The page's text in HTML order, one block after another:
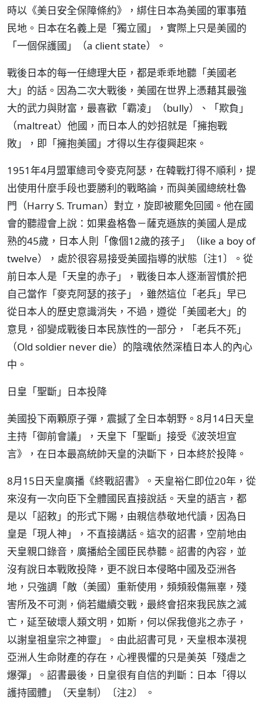
時以《美日安全保障條約》，綁住日本為美國的軍事殖
民地。日本在名義上是「獨立國」，實際上只是美國的
「一個保護國」（a client state）。
戰後日本的每一任總理大臣，都是乖乖地聽「美國老
大」的話。因為二次大戰後，美國在世界上憑藉其最強
大的武力與財富，最喜歡「霸凌」（bully）、「欺負」
（maltreat）他國，而日本人的妙招就是「擁抱戰
敗」，即「擁抱美國」才得以生存復興起來。
1951年4月盟軍總司令麥克阿瑟，在韓戰打得不順利，提
出使用什麼手段也要勝利的戰略論，而與美國總統杜魯
門（Harry S. Truman）對立，旋即被罷免回國。他在國
會的聽證會上說：如果盎格魯－薩克遜族的美國人是成
熟的45歲，日本人則「像個12歲的孩子」（like a boy of
twelve），處於很容易接受美國指導的狀態〔注1〕。從
前日本人是「天皇的赤子」，戰後日本人逐漸習慣於把
自己當作「麥克阿瑟的孩子」，雖然這位「老兵」早已
從日本人的歷史意識消失，不過，遵從「美國老大」的
意見，卻變成戰後日本民族性的一部分，「老兵不死」
（Old soldier never die）的陰魂依然深植日本人的內心
中。
日皇「聖斷」日本投降
美國投下兩顆原子彈，震撼了全日本朝野。8月14日天皇
主持「御前會議」，天皇下「聖斷」接受《波茨坦宣
言》，在日本最高統帥天皇的決斷下，日本終於投降。
8月15日天皇廣播《終戰詔書》。天皇裕仁即位20年，從
來沒有一次向臣下全體國民直接說話。天皇的語言，都
是以「詔敕」的形式下賜，由親信恭敬地代讀，因為日
皇是「現人神」，不直接講話。這次的詔書，空前地由
天皇親口錄音，廣播給全國臣民恭聽。詔書的內容，並
沒有說日本戰敗投降，更不說日本侵略中國及亞洲各
地，只強調「敵（美國）重新使用，頻頻殺傷無辜，殘
害所及不可測，倘若繼續交戰，最終會招來我民族之滅
亡，延至破壞人類文明，如斯，何以保我億兆之赤子，
以謝皇祖皇宗之神靈」。由此詔書可見，天皇根本漠視
亞洲人生命財產的存在，心裡畏懼的只是美英「殘虐之
爆彈」。詔書最後，日皇很有自信的判斷：日本「得以
護持國體」（天皇制）〔注2〕 。